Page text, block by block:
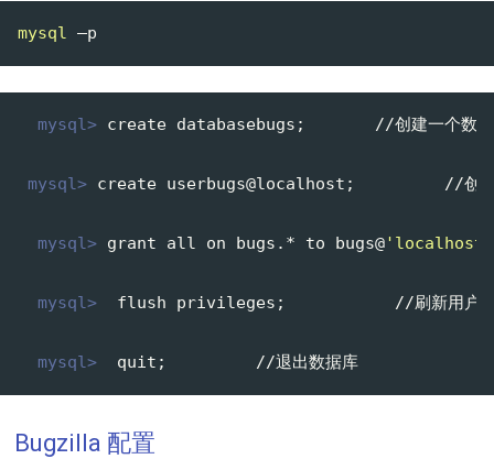
mysql
  mysql>
create databasebugs;       //创建一个数据
mysql> create userbugs@localhost;         //创建
  mysql>
grant all on bugs.* to bugs@'localhost'
  mysql>
flush privileges;           //刷新用户
  mysql>
  quit;         //退出数据库
Bugzilla 配置